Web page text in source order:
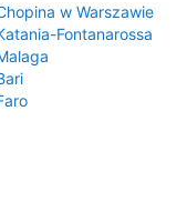
w Warszawie
Fontanarossa